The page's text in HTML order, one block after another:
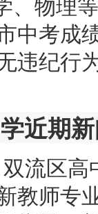
中考成
违纪行
近期
流区
教师专